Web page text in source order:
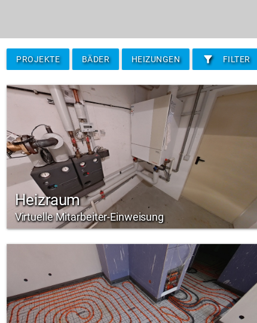
PROJEKTE BÄDER HEIZUNGEN filter_alt FILTER
Heizraum
Virtuelle Mitarbeiter-Einweisung